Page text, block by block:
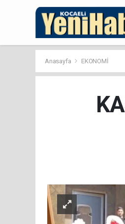
Anasayfa EKONOMİ